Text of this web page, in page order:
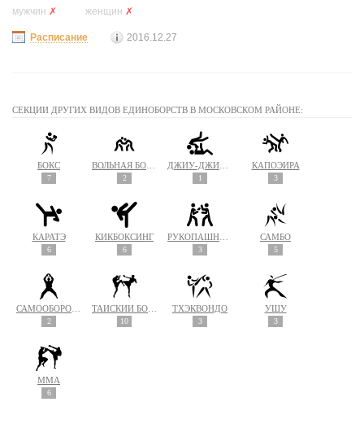
мужчин ✗ женщин ✗
Расписание 2016.12.27
СЕКЦИИ ДРУГИХ ВИДОВ ЕДИНОБОРСТВ В МОСКОВСКОМ РАЙОНЕ:
БОКС
7 2 1
КАПОЭЙРА
3
КАРАТЭ
6
КИКБОКСИНГ
6 3
САМБО
5
2 10
ТХЭКВОНДО
3
УШУ
3
MMA
6